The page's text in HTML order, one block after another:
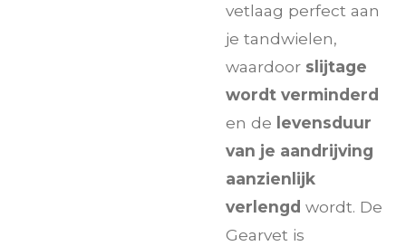
vetlaag perfect aan
je tandwielen,
waardoor slijtage
wordt verminderd
en de levensduur
van je aandrijving
aanzienlijk
verlengd wordt. De
Gearvet is